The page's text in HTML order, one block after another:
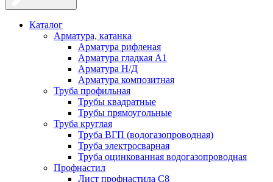
Каталог
Арматура, катанка
Арматура рифленая
Арматура гладкая A1
Арматура Н/Д
Арматура композитная
Труба профильная
Трубы квадратные
Трубы прямоугольные
Труба круглая
Труба ВГП (водогазопроводная)
Труба электросварная
Труба оцинкованная водогазопроводная
Профнастил
Лист профнастила С8